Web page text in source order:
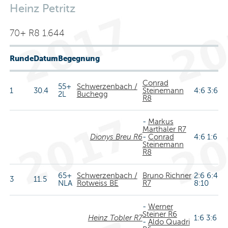
Heinz Petritz
70+ R8 1.644
RundeDatumBegegnung
1 30.4
55+
2L
Schwerzenbach /
Buchegg
Conrad
Steinemann
R8
4:6 3:6
Dionys Breu R6
- Markus
Marthaler R7
- Conrad
Steinemann
R8
4:6 1:6
3 11.5
65+
NLA
Schwerzenbach /
Rotweiss BE
Bruno Richner
R7
2:6 6:4
8:10
Heinz Tobler R7
- Werner
Steiner R6
- Aldo Quadri 1:6 3:6